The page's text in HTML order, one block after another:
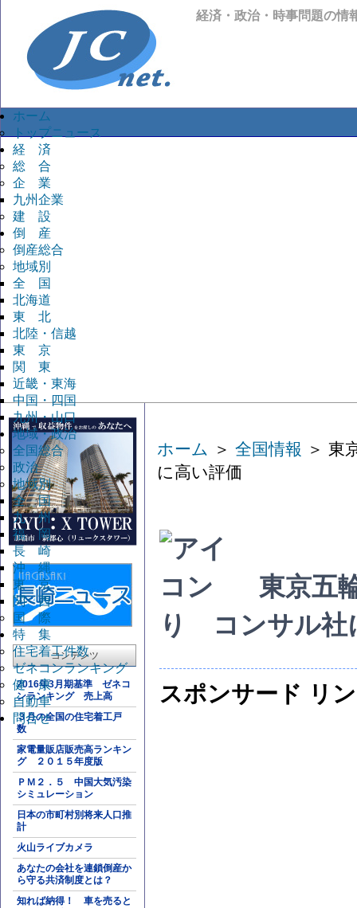
経済・政治・時事問題の情
ホーム
トップニュース
経 済
総 合
企 業
九州企業
建 設
倒 産
倒産総合
地域別
全 国
北海道
東 北
北陸・信越
東 京
関 東
近畿・東海
中国・四国
九州・山口
地域・政治
全国総合
政治
地域別
全 国
九 州
福 岡
長 崎
沖 縄
東 京
関 西
国 際
特 集
住宅着工件数
ゼネコンランキング
健 康
自動車
問合せ
コンテンツ
2016年3月期基準 ゼネコ
ンランキング 売上高
３月の全国の住宅着工戸
数
家電量販店販売高ランキン
グ ２０１５年度版
ＰＭ２．５ 中国大気汚染
シミュレーション
日本の市町村別将来人口推
計
火山ライブカメラ
あなたの会社を連鎖倒産か
ら守る共済制度とは？
知れば納得！ 車を売ると
ホーム ＞ 全国情報 ＞ 東
に高い評価
東京五
り コンサル社
スポンサード リ